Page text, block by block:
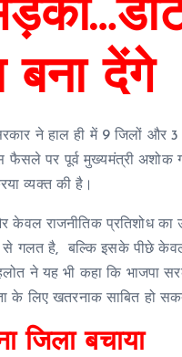
बना देंगे
ने हाल ही में 9 जिलों और 3
पर पूर्व मुख्यमंत्री अशोक
व्यक्त की है।
राजनीतिक प्रतिशोध का
गलत है, बल्कि इसके पीछे केवल
ने यह भी कहा कि भाजपा
के लिए खतरनाक साबित हो
जिला बचाया